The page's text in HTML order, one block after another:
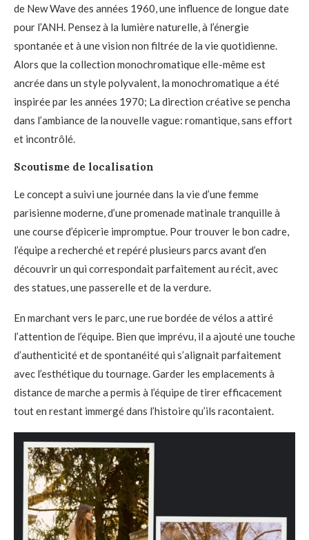
de New Wave des années 1960, une influence de longue date
pour l’ANH. Pensez à la lumière naturelle, à l’énergie
spontanée et à une vision non filtrée de la vie quotidienne.
Alors que la collection monochromatique elle-même est
ancrée dans un style polyvalent, la monochromatique a été
inspirée par les années 1970; La direction créative se pencha
dans l’ambiance de la nouvelle vague: romantique, sans effort
et incontrôlé.
Scoutisme de localisation
Le concept a suivi une journée dans la vie d’une femme
parisienne moderne, d’une promenade matinale tranquille à
une course d’épicerie impromptue. Pour trouver le bon cadre,
l’équipe a recherché et repéré plusieurs parcs avant d’en
découvrir un qui correspondait parfaitement au récit, avec
des statues, une passerelle et de la verdure.
En marchant vers le parc, une rue bordée de vélos a attiré
l’attention de l’équipe. Bien que imprévu, il a ajouté une touche
d’authenticité et de spontanéité qui s’alignait parfaitement
avec l’esthétique du tournage. Garder les emplacements à
distance de marche a permis à l’équipe de tirer efficacement
tout en restant immergé dans l’histoire qu’ils racontaient.